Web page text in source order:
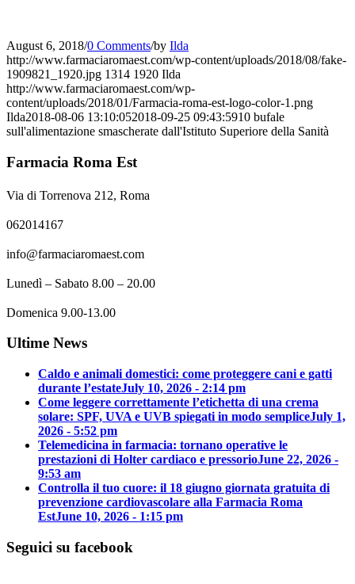
August 6, 2018/0 Comments/by Ilda
http://www.farmaciaromaest.com/wp-content/uploads/2018/08/fake-
1909821_1920.jpg 1314 1920 Ilda
http://www.farmaciaromaest.com/wp-
content/uploads/2018/01/Farmacia-roma-est-logo-color-1.png
Ilda2018-08-06 13:10:052018-09-25 09:43:5910 bufale
sull'alimentazione smascherate dall'Istituto Superiore della Sanità
Farmacia Roma Est
Via di Torrenova 212, Roma
062014167
info@farmaciaromaest.com
Lunedì – Sabato 8.00 – 20.00
Domenica 9.00-13.00
Ultime News
Caldo e animali domestici: come proteggere cani e gatti
durante l’estateJuly 10, 2026 - 2:14 pm
Come leggere correttamente l’etichetta di una crema
solare: SPF, UVA e UVB spiegati in modo sempliceJuly 1,
2026 - 5:52 pm
Telemedicina in farmacia: tornano operative le
prestazioni di Holter cardiaco e pressorioJune 22, 2026 -
9:53 am
Controlla il tuo cuore: il 18 giugno giornata gratuita di
prevenzione cardiovascolare alla Farmacia Roma
EstJune 10, 2026 - 1:15 pm
Seguici su facebook